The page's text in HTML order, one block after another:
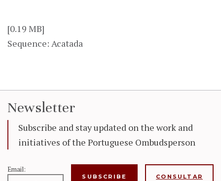
[0.19 MB]
Sequence: Acatada
Newsletter
Subscribe and stay updated on the work and
initiatives of the Portuguese Ombudsperson
Email:
CONSULTAR